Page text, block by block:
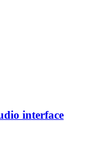
interface